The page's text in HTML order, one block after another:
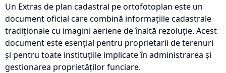
Un Extras de plan cadastral pe ortofotoplan este un
document oficial care combină informațiile cadastrale
tradiționale cu imagini aeriene de înaltă rezoluție. Acest
document este esențial pentru proprietarii de terenuri
și pentru toate instituțiile implicate în administrarea și
gestionarea proprietăților funciare.